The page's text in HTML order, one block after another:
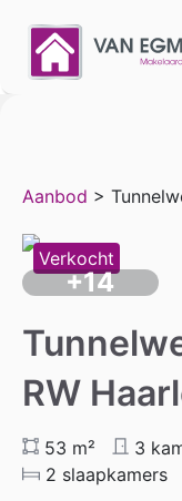
Aanbod >
Verkocht
+14
RW
53 m² 3
2 slaapkamers